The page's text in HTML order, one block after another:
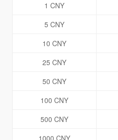
1 CNY
5 CNY
10 CNY
25 CNY
50 CNY
100 CNY
500 CNY